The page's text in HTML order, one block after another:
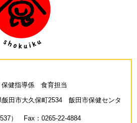
健指導係 食育担当
田市大久保町2534 飯田市保健センタ
） Fax：0265-22-4884